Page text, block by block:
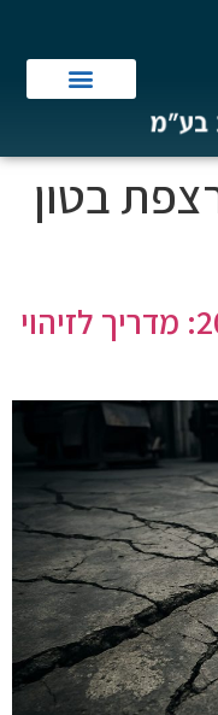
בטון
נזקי בטון תעשייתי ב-2026: מדריך לזיהוי